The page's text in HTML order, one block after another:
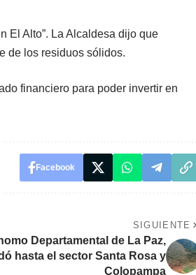
El Alto”. La Alcaldesa dijo que
de los residuos sólidos.
financiero para poder invertir en
Facebook
SIGUIENTE
Departamental de La Paz,
hasta el sector Santa Rosa y
Colopampa